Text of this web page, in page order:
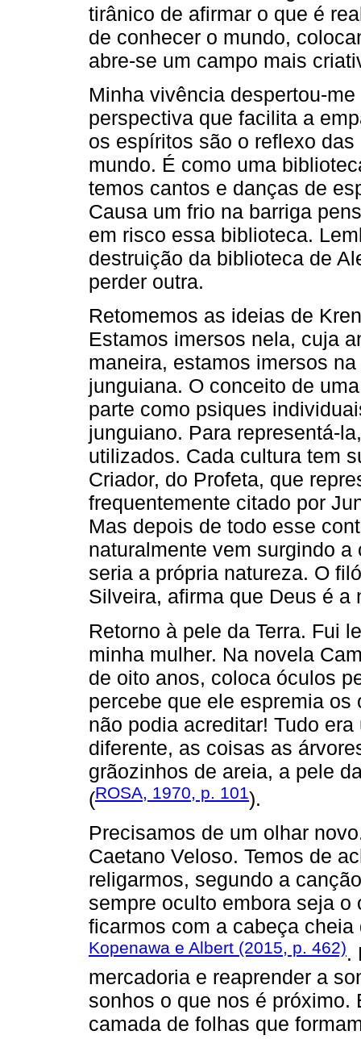
tirânico de afirmar o que é
de conhecer o mundo,
abre-se um campo mais
Minha vivência despertou-
perspectiva que facilita a
os espíritos são o reflexo
mundo. É como uma
temos cantos e danças de
Causa um frio na barriga
em risco essa biblioteca.
destruição da biblioteca de
perder outra.
Retomemos as ideias de
Estamos imersos nela, cuja
maneira, estamos imersos
junguiana. O conceito de
parte como psiques
junguiano. Para representá-
utilizados. Cada cultura tem
Criador, do Profeta, que
frequentemente citado por
Mas depois de todo esse
naturalmente vem surgindo
seria a própria natureza. O
Silveira, afirma que Deus é a
Retorno à pele da Terra. Fui
minha mulher. Na novela
de oito anos, coloca óculos
percebe que ele espremia os
não podia acreditar! Tudo
diferente, as coisas as
grãozinhos de areia, a pele
(ROSA, 1970, p. 101).
Precisamos de um olhar
Caetano Veloso. Temos de
religarmos, segundo a
sempre oculto embora seja
ficarmos com a cabeça
Kopenawa e Albert (2015, p. 462).
mercadoria e reaprender a
sonhos o que nos é
camada de folhas que